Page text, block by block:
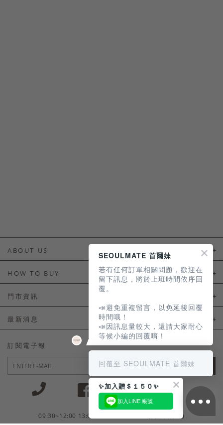
ABOUT US
HOW TO BUY
如何購買
會員常見問題
訂單常見問題
商品售後服務
電子發票
門市資訊
門市資訊
最新消息
LINE官方會員活動
訂閱電子報
JOIN
09:30~12:00 13:00~18:30 / Mon - Fri(例假日除外)
SEOULMATE 首爾妹
若有任何訂單相關問題，歡迎在
留下訊息，將於上班時間依序回
覆。
📣避免重複留言，以免延後回覆
時間哦！
📣因訊息量較大，還請大家耐心
等候小編的回覆唷！
回覆至 SEOULMATE 首爾妹
✨加入贈＄１５０✨
加入LINE 帳號